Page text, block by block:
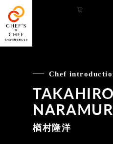
楢村隆洋